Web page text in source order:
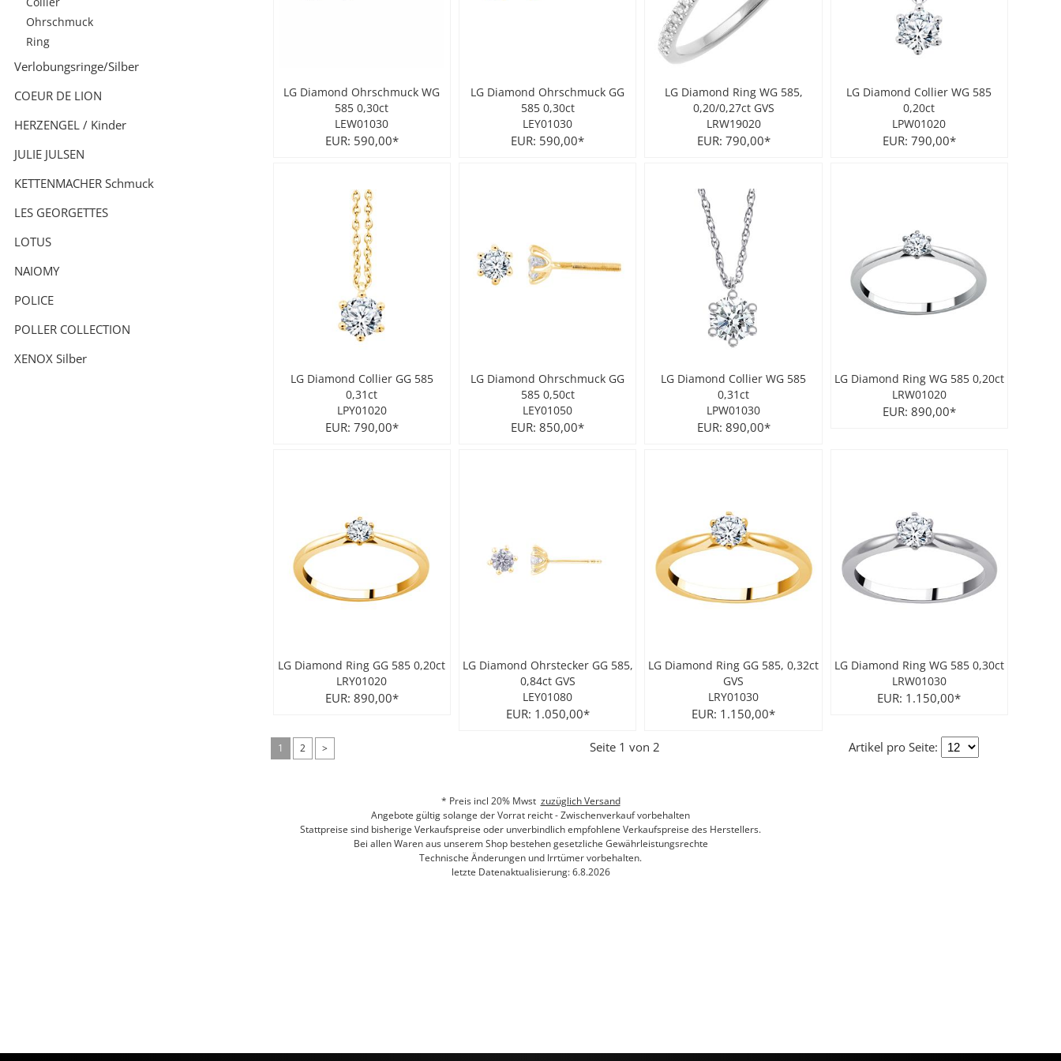
City Milanese
Steel/Stahl
LOTUS
MICHAEL HERBELIN
POLICE
SEIKO
LES GEORGETTES
LOTUS
POLICE
POLLER COLLECTION
Ohrschmuck
Ring
Verlobungsringe/Silber
COEUR DE LION
HERZENGEL / Kinder
JULIE JULSEN
KETTENMACHER Schmuck
LES GEORGETTES
LOTUS
NAIOMY
POLICE
POLLER COLLECTION
XENOX Silber
LG Diamond Ohrschmuck WG
585 0,30ct
LEW01030
EUR: 590,00*
LG Diamond Ohrschmuck GG
585 0,30ct
LEY01030
EUR: 590,00*
LG Diamond Ring WG 585,
0,20/0,27ct GVS
LRW19020
EUR: 790,00*
LG Diamond Collier WG 585
0,20ct
LPW01020
EUR: 790,00*
LG Diamond Collier GG 585
0,31ct
LPY01020
EUR: 790,00*
LG Diamond Ohrschmuck GG
585 0,50ct
LEY01050
EUR: 850,00*
LG Diamond Collier WG 585
0,31ct
LPW01030
EUR: 890,00*
LG Diamond Ring WG 585 0,20ct
LRW01020
EUR: 890,00*
LG Diamond Ring GG 585 0,20ct
LRY01020
EUR: 890,00*
LG Diamond Ohrstecker GG 585,
0,84ct GVS
LEY01080
EUR: 1.050,00*
LG Diamond Ring GG 585, 0,32ct
GVS
LRY01030
EUR: 1.150,00*
LG Diamond Ring WG 585 0,30ct
LRW01030
EUR: 1.150,00*
1 2 > Seite 1 von 2 Artikel pro Seite:
* Preis incl 20% Mwst zuzüglich Versand
Angebote gültig solange der Vorrat reicht - Zwischenverkauf vorbehalten
Stattpreise sind bisherige Verkaufspreise oder unverbindlich empfohlene Verkaufspreise des Herstellers.
Bei allen Waren aus unserem Shop bestehen gesetzliche Gewährleistungsrechte
Technische Änderungen und Irrtümer vorbehalten.
letzte Datenaktualisierung: 6.8.2026